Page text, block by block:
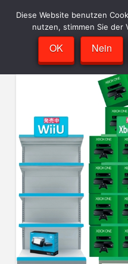
Diese Website benutzen
nutzen, stimmen Sie der
OK Nein